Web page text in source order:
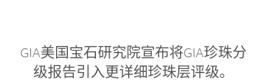
GIA美国宝石研究院宣布将GIA珍珠分
级报告引入更详细珍珠层评级。